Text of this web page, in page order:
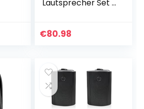
Lautsprecher Set –
für Surround-
€80.98